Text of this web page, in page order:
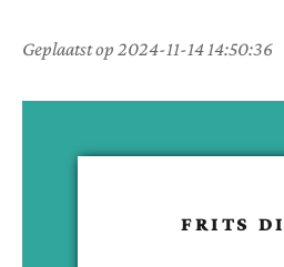
Geplaatst op 2024-11-14 14:50:36
FRITS